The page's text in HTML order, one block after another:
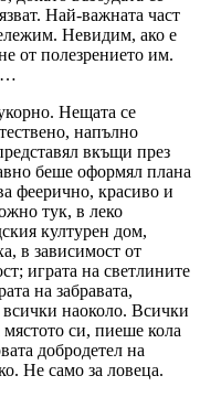
Най-важната част
Невидим, ако е
от полезрението им.
Нещата се
напълно
вкъщи през
беше оформял плана
феерично, красиво и
тук, в леко
културен дом,
в зависимост от
играта на светлините
на забравата,
наоколо. Всички
си, пиеше кола
добродетел на
Не само за ловеца.